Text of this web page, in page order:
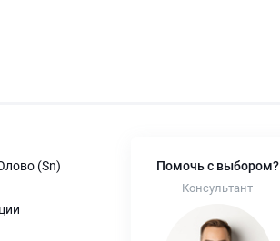
(Sn) Помочь с выбором?
Консультант